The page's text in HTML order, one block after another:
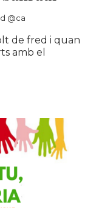
@ca
de fred i quan
amb el